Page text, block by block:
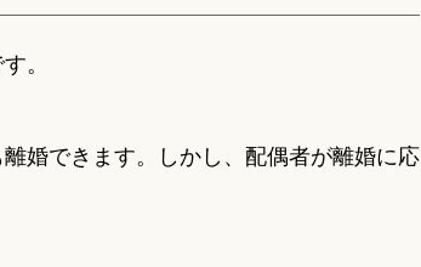
。
婚できます。しかし、配偶者が離婚に応